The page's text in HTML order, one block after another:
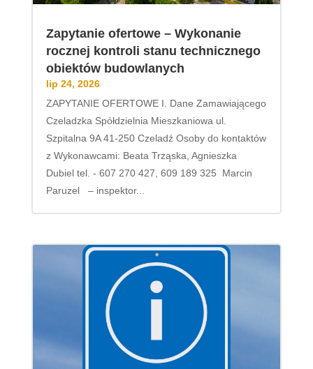
Zapytanie ofertowe – Wykonanie
rocznej kontroli stanu technicznego
obiektów budowlanych
lip 24, 2026
ZAPYTANIE OFERTOWE I. Dane Zamawiającego
Czeladzka Spółdzielnia Mieszkaniowa ul.
Szpitalna 9A 41-250 Czeladź Osoby do kontaktów
z Wykonawcami: Beata Trząska, Agnieszka
Dubiel tel. - 607 270 427, 609 189 325 Marcin
Paruzel – inspektor...